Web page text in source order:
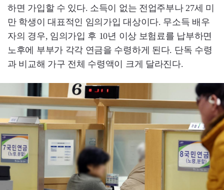
하면 가입할 수 있다. 소득이 없는 전업주부나 27세 미
만 학생이 대표적인 임의가입 대상이다. 무소득 배우
자의 경우, 임의가입 후 10년 이상 보험료를 납부하면
노후에 부부가 각각 연금을 수령하게 된다. 단독 수령
과 비교해 가구 전체 수령액이 크게 달라진다.